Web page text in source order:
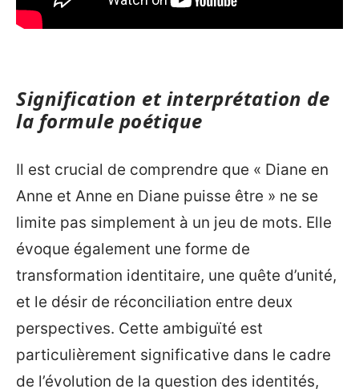
Signification et interprétation de
la formule poétique
Il est crucial de comprendre que « Diane en
Anne et Anne en Diane puisse être » ne se
limite pas simplement à un jeu de mots. Elle
évoque également une forme de
transformation identitaire, une quête d’unité,
et le désir de réconciliation entre deux
perspectives. Cette ambiguïté est
particulièrement significative dans le cadre
de l’évolution de la question des identités,